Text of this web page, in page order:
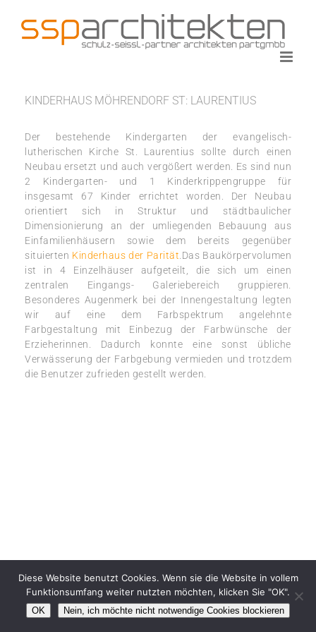
Inhalt
springen
KINDERHAUS MÖHRENDORF ST: LAURENTIUS
Der bestehende Kindergarten der evangelisch-
lutherischen Kirche St. Laurentius sollte durch einen
Neubau ersetzt und auch vergößert werden. Es sind nun
2 Kindergarten- und 1 Kinderkrippengruppe für
insgesamt 67 Kinder errichtet worden. Der Neubau
orientiert sich in Struktur und städtbaulicher
Dimensionierung an der umliegenden Bebauung aus
Einfamilienhäusern sowie dem bereits gegenüber
situierten Kinderhaus der Parität.Das Baukörpervolumen
ist in 4 Einzelhäuser aufgeteilt, die sich um einen
zentralen Eingangs- Galeriebereich gruppieren.
Besonderes Augenmerk bei der Innengestaltung legten
wir auf eine dem Farbspektrum angelehnte
Farbgestaltung mit Einbezug der Farbwünsche der
Erzieherinnen. Dadurch konnte eine sonst übliche
Verwässerung der Farbgebung vermieden und trotzdem
die Benutzer zufrieden gestellt werden.
Diese Website benutzt Cookies. Wenn sie die Website in vollem
Funktionsumfang weiter nutzten möchten, klicken Sie "OK".
OK Nein, ich möchte nicht notwendige Cookies blockieren